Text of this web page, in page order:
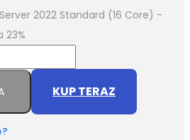
2022 Standard (16 Core) -
23%
KUP TERAZ